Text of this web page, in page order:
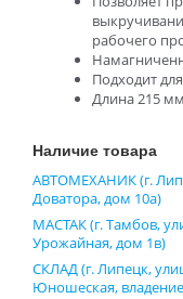
рабочего
Подходит
Длина 215
Наличие товара
АВТОМЕХАНИК (г.
Доватора, дом 10а)
МАСТАК (г. Тамбов,
Урожайная, дом 1в)
СКЛАД (г. Липецк,
Юношеская,